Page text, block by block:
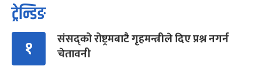
ट्रेन्डिङ
१
संसद्को रोष्ट्रमबाटै गृहमन्त्रीले दिए प्रश्न नगर्न
चेतावनी